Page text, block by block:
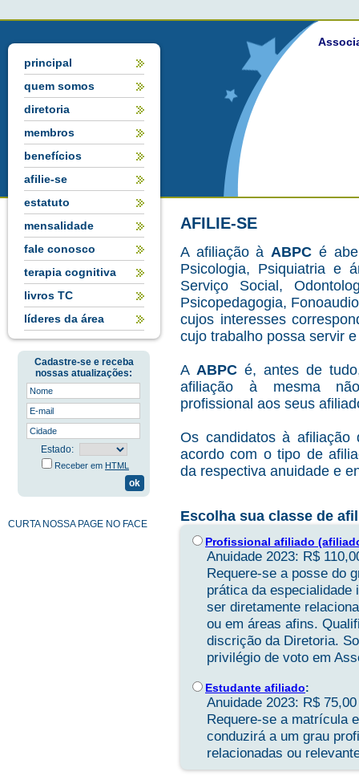
principal
quem somos
diretoria
membros
benefícios
afilie-se
estatuto
mensalidade
fale conosco
terapia cognitiva
livros TC
líderes da área
Cadastre-se e receba
nossas atualizações:
Estado:
Receber em HTML
CURTA NOSSA PAGE NO FACE
AFILIE-SE
A afiliação àABPC é
Psicologia, Psiquiatria e
Serviço Social,
Psicopedagogia,
cujos interesses
cujo trabalho possa servir
AABPC é, antes de
afiliação à mesma
profissional aos seus
Os candidatos à afiliação
acordo com o tipo de
da respectiva anuidade e
Escolha sua classe de
Profissional afiliado
Anuidade 2023: R$
Requere-se a posse do
prática da especialidade
ser diretamente
ou em áreas afins.
discrição da Diretoria.
privilégio de voto em
Estudante afiliado:
Anuidade 2023: R$ 75,00
Requere-se a matrícula
conduzirá a um grau
relacionadas ou